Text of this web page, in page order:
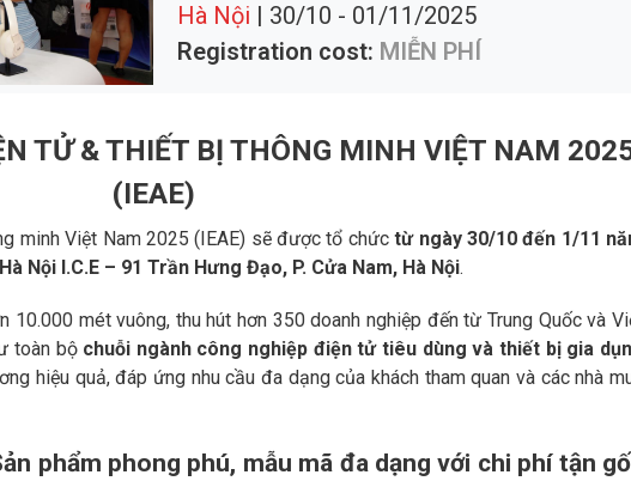
Hà Nội | 30/10 - 01/11/2025
Registration cost: MIỄN PHÍ
TỬ & THIẾT BỊ THÔNG MINH VIỆT NAM
(IEAE)
minh Việt Nam 2025 (IEAE) sẽ được tổ chứctừ ngày 30/10 đến 1/11
Nội I.C.E – 91 Trần Hưng Đạo, P. Cửa Nam, Hà Nội.
10.000 mét vuông, thu hút hơn 350 doanh nghiệp đến từ Trung Quốc và
toàn bộ chuỗi ngành công nghiệp điện tử tiêu dùng và thiết bị gia
hiệu quả, đáp ứng nhu cầu đa dạng của khách tham quan và các nhà
phẩm phong phú, mẫu mã đa dạng với chi phí tận